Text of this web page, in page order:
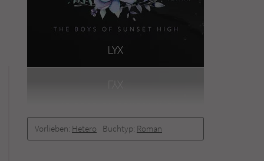
Vorlieben: Hetero Buchtyp: Roman